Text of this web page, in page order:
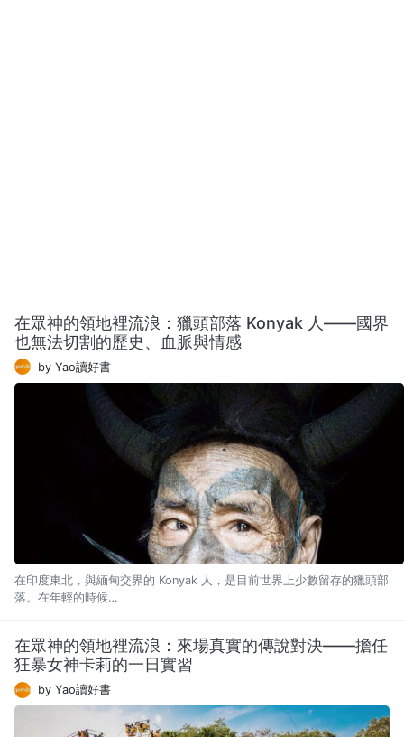
在眾神的領地裡流浪：獵頭部落 Konyak 人——國界
也無法切割的歷史、血脈與情感
by Yao讀好書
在印度東北，與緬甸交界的 Konyak 人，是目前世界上少數留存的獵頭部
落。在年輕的時候…
在眾神的領地裡流浪：來場真實的傳說對決——擔任
狂暴女神卡莉的一日實習
by Yao讀好書